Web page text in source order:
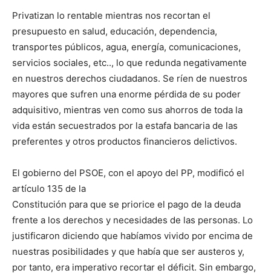
Privatizan lo rentable mientras nos recortan el
presupuesto en salud, educación, dependencia,
transportes públicos, agua, energía, comunicaciones,
servicios sociales, etc.., lo que redunda negativamente
en nuestros derechos ciudadanos. Se ríen de nuestros
mayores que sufren una enorme pérdida de su poder
adquisitivo, mientras ven como sus ahorros de toda la
vida están secuestrados por la estafa bancaria de las
preferentes y otros productos financieros delictivos.
El gobierno del PSOE, con el apoyo del PP, modificó el
artículo 135 de la
Constitución para que se priorice el pago de la deuda
frente a los derechos y necesidades de las personas. Lo
justificaron diciendo que habíamos vivido por encima de
nuestras posibilidades y que había que ser austeros y,
por tanto, era imperativo recortar el déficit. Sin embargo,